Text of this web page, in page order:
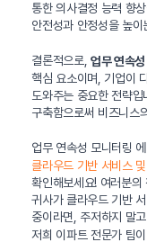
통한 의사결정 능력 향
안전성과 안정성을 높
결론적으로, 업무 연속
핵심 요소이며, 기업이
도와주는 중요한 전략
구축함으로써 비즈니스
업무 연속성 모니터링
클라우드 기반 서비스
확인해보세요! 여러분의
귀사가 클라우드 기반
중이라면, 주저하지 말고
저희 이파트 전문가 팀